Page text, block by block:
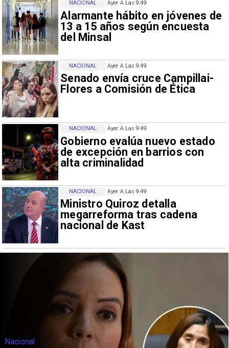
Ayer A Las 9:49
Alarmante hábito en jóvenes de
13 a 15 años según encuesta
del Minsal
NACIONAL
Ayer A Las 9:49
Senado envía cruce Campillai-
Flores a Comisión de Ética
NACIONAL
Ayer A Las 9:49
Gobierno evalúa nuevo estado
de excepción en barrios con
alta criminalidad
NACIONAL
Ayer A Las 9:49
Ministro Quiroz detalla
megarreforma tras cadena
nacional de Kast
NACIONAL
Nacional